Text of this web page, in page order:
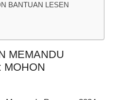
BANTUAN LESEN
MEMANDU
MOHON